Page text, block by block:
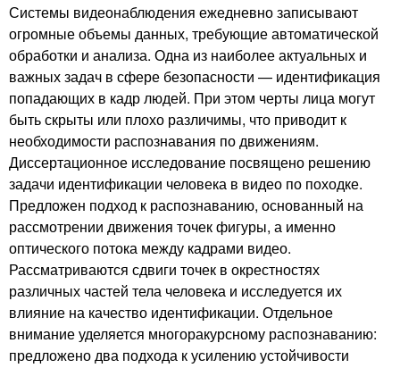
Системы видеонаблюдения ежедневно записывают
огромные объемы данных, требующие автоматической
обработки и анализа. Одна из наиболее актуальных и
важных задач в сфере безопасности — идентификация
попадающих в кадр людей. При этом черты лица могут
быть скрыты или плохо различимы, что приводит к
необходимости распознавания по движениям.
Диссертационное исследование посвящено решению
задачи идентификации человека в видео по походке.
Предложен подход к распознаванию, основанный на
рассмотрении движения точек фигуры, а именно
оптического потока между кадрами видео.
Рассматриваются сдвиги точек в окрестностях
различных частей тела человека и исследуется их
влияние на качество идентификации. Отдельное
внимание уделяется многоракурсному распознаванию:
предложено два подхода к усилению устойчивости